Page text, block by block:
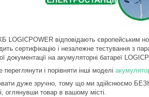
LOGICPOWER відповідають європейським
сертифікацію і незалежне тестування з
документації на акумуляторні батареї
і порівняти інші моделі
дуже зручно, тому що ми здійснюємо
оглянувши товар в вашому місті.